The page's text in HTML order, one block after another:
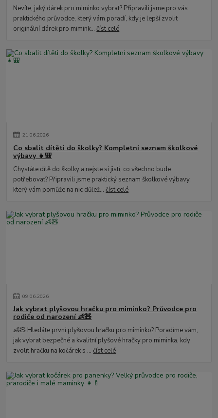
Nevíte, jaký dárek pro miminko vybrat? Připravili jsme pro vás
praktického průvodce, který vám poradí, kdy je lepší zvolit
originální dárek pro mimink...číst celé
21.06.2026
Co sbalit dítěti do školky? Kompletní seznam školkové
výbavy 👧🎒
Chystáte dítě do školky a nejste si jistí, co všechno bude
potřebovat? Připravili jsme praktický seznam školkové výbavy,
který vám pomůže na nic důlež...číst celé
09.06.2026
Jak vybrat plyšovou hračku pro miminko? Průvodce pro
rodiče od narození 👶🧸
👶🧸 Hledáte první plyšovou hračku pro miminko? Poradíme vám,
jak vybrat bezpečné a kvalitní plyšové hračky pro miminka, kdy
zvolit hračku na kočárek s ...číst celé